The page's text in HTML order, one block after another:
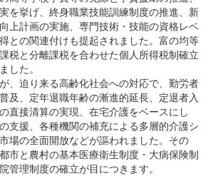
を挙げ、終身職業技能訓練制度の推進、新
上計画の実施、専門技術・技能の資格レベ
との関連付けも提起されました。富の均等
税と分離課税を合わせた個人所得税制確立
されました。
、迫り来る高齢化社会への対応で、勤労者
及、定年退職年齢の漸進的延長、定退者入
直接清算の実現、在宅介護をベースにし
支援、各種機関の補充による多層的介護シ
場の全面開放などが謳われました。その
市と農村の基本医療衛生制度・大病保険制
管理制度の確立が目につきます。